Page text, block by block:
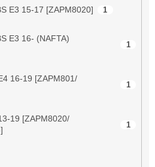
E3 15-17 [ZAPM8020] 1
E3 16- (NAFTA)
1
16-19 [ZAPM801/
1
19 [ZAPM8020/
1